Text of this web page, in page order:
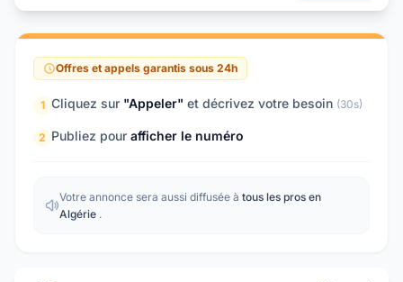
Offres et appels garantis sous 24h
1 Cliquez sur "Appeler" et décrivez votre besoin (30s)
2 Publiez pour afficher le numéro
Votre annonce sera aussi diffusée à tous les pros en
Algérie .